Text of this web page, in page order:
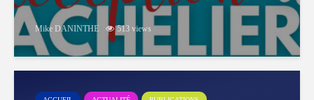
Mike DANINTHE 513 views